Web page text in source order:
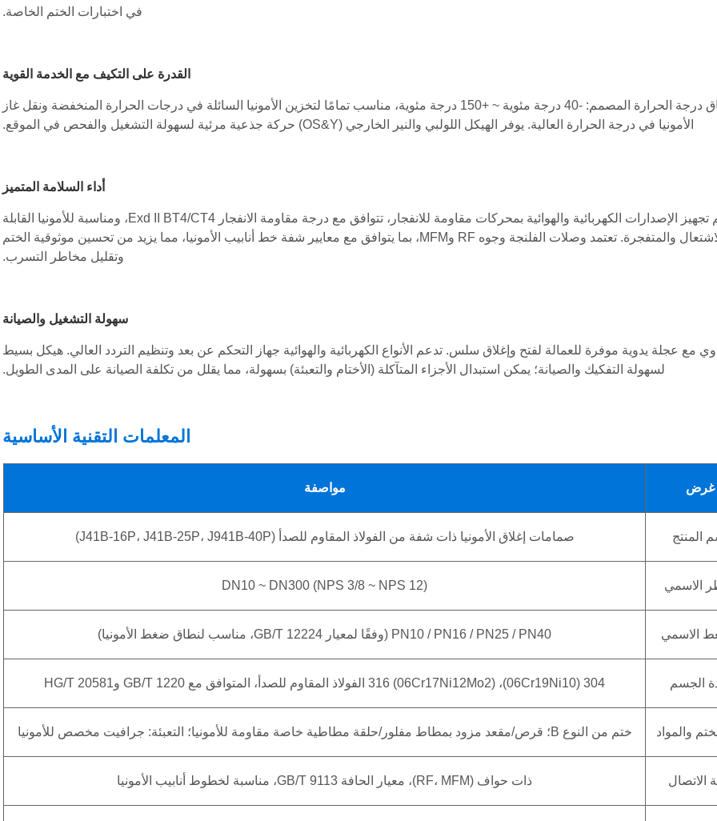
في اختبارات الختم الخاصة.
القدرة على التكيف مع الخدمة القوية
نطاق درجة الحرارة المصمم: -40 درجة مئوية ~ +150 درجة مئوية، مناسب تمامًا لتخزين الأمونيا السائلة في درجات الحرارة المنخفضة ونقل غاز
الأمونيا في درجة الحرارة العالية. يوفر الهيكل اللولبي والنير الخارجي (OS&Y) حركة جذعية مرئية لسهولة التشغيل والفحص في الموقع.
أداء السلامة المتميز
تم تجهيز الإصدارات الكهربائية والهوائية بمحركات مقاومة للانفجار، تتوافق مع درجة مقاومة الانفجار Exd II BT4/CT4، ومناسبة للأمونيا القابلة
للاشتعال والمتفجرة. تعتمد وصلات الفلنجة وجوه RF وMFM، بما يتوافق مع معايير شفة خط أنابيب الأمونيا، مما يزيد من تحسين موثوقية الختم
وتقليل مخاطر التسرب.
سهولة التشغيل والصيانة
مع عجلة يدوية موفرة للعمالة لفتح وإغلاق سلس. تدعم الأنواع الكهربائية والهوائية جهاز التحكم عن بعد وتنظيم التردد العالي. هيكل بسيط
لسهولة التفكيك والصيانة؛ يمكن استبدال الأجزاء المتآكلة (الأختام والتعبئة) بسهولة، مما يقلل من تكلفة الصيانة على المدى الطويل.
المعلمات التقنية الأساسية
غرض مواصفة
المنتج صمامات إغلاق الأمونيا ذات شفة من الفولاذ المقاوم للصدأ (J41B-16P، J41B-25P، J941B-40P)
الاسمي DN10 ~ DN300 (NPS 3/8 ~ NPS 12)
الاسمي PN10 / PN16 / PN25 / PN40 (وفقًا لمعيار GB/T 12224، مناسب لنطاق ضغط الأمونيا)
الجسم 304 (06Cr19Ni10)، 316 (06Cr17Ni12Mo2) الفولاذ المقاوم للصدأ، المتوافق مع GB/T 1220 وHG/T 20581
والمواد ختم من النوع B؛ قرص/مقعد مزود بمطاط مفلور/حلقة مطاطية خاصة مقاومة للأمونيا؛ التعبئة: جرافيت مخصص للأمونيا
الاتصال ذات حواف (RF، MFM)، معيار الحافة GB/T 9113، مناسبة لخطوط أنابيب الأمونيا